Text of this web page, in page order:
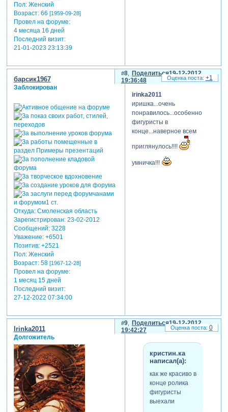
Пол:Женский
Возраст:66 [1959-09-28]
Провел на форуме:
4 месяца 16 дней
Последний визит:
21-01-2023 23:13:39
Поделиться
8
19-12-2012
19:36:48
барсик1967
Заблокирован
Откуда:Смоленская область
Зарегистрирован: 23-02-2012
Сообщений:3228
Уважение: +6501
Позитив: +2521
Пол:Женский
Возраст:58 [1967-12-28]
Провел на форуме:
1 месяц 15 дней
Последний визит:
27-12-2022 07:34:00
irinka2011
иришка...очень
понравилось...особенно
фигуристы в
конце...наверное всем
приглянулось!!!!
умничка!!!
+1
Поделиться
9
19-12-2012
19:42:27
Irinka2011
Долгожитель
кристин.ка
написал(а):
как же красиво в
конце ролика
фигуристы
выехали
0